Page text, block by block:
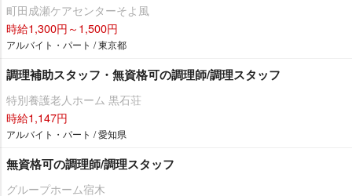
町田成瀬ケアセンターそよ風
時給1,300円～1,500円
アルバイト・パート / 東京都
調理補助スタッフ・無資格可の調理師/調理スタッフ
特別養護老人ホーム 黒石荘
時給1,147円
アルバイト・パート / 愛知県
無資格可の調理師/調理スタッフ
グループホーム宿木